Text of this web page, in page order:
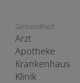
Gesundheit
Arzt
Apotheke
Krankenhaus
Klinik